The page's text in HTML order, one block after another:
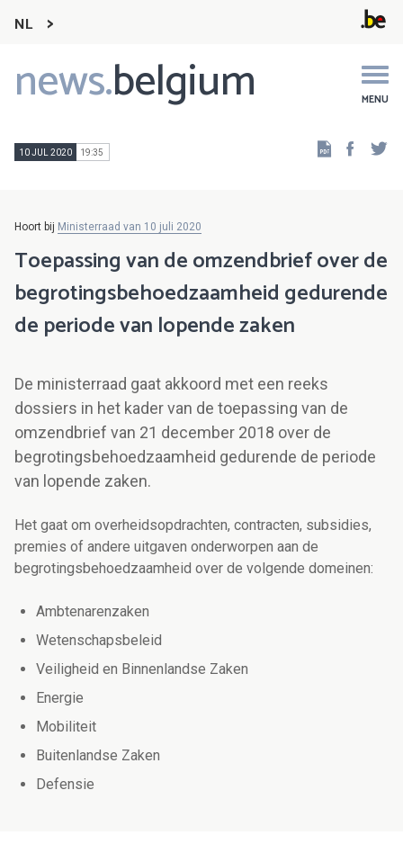
NL
news.belgium MENU
Main
navigation
10 JUL 2020 19:35
Hoort bij Ministerraad van 10 juli 2020
Toepassing van de omzendbrief over de
begrotingsbehoedzaamheid gedurende
de periode van lopende zaken
De ministerraad gaat akkoord met een reeks
dossiers in het kader van de toepassing van de
omzendbrief van 21 december 2018 over de
begrotingsbehoedzaamheid gedurende de periode
van lopende zaken.
Het gaat om overheidsopdrachten, contracten, subsidies,
premies of andere uitgaven onderworpen aan de
begrotingsbehoedzaamheid over de volgende domeinen:
Ambtenarenzaken
Wetenschapsbeleid
Veiligheid en Binnenlandse Zaken
Energie
Mobiliteit
Buitenlandse Zaken
Defensie